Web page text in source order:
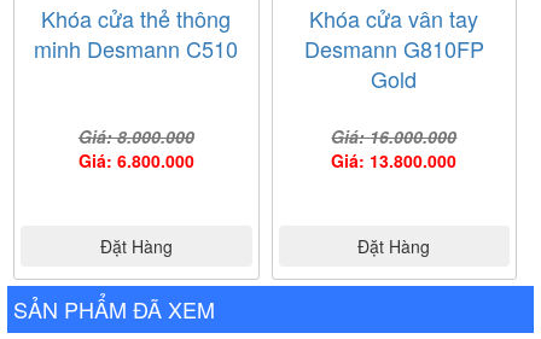
Khóa cửa thẻ thông
minh Desmann C510
Giá: 8.000.000
Giá: 6.800.000
Đặt Hàng
Khóa cửa vân tay
Desmann G810FP
Gold
Giá: 16.000.000
Giá: 13.800.000
Đặt Hàng
SẢN PHẨM ĐÃ XEM